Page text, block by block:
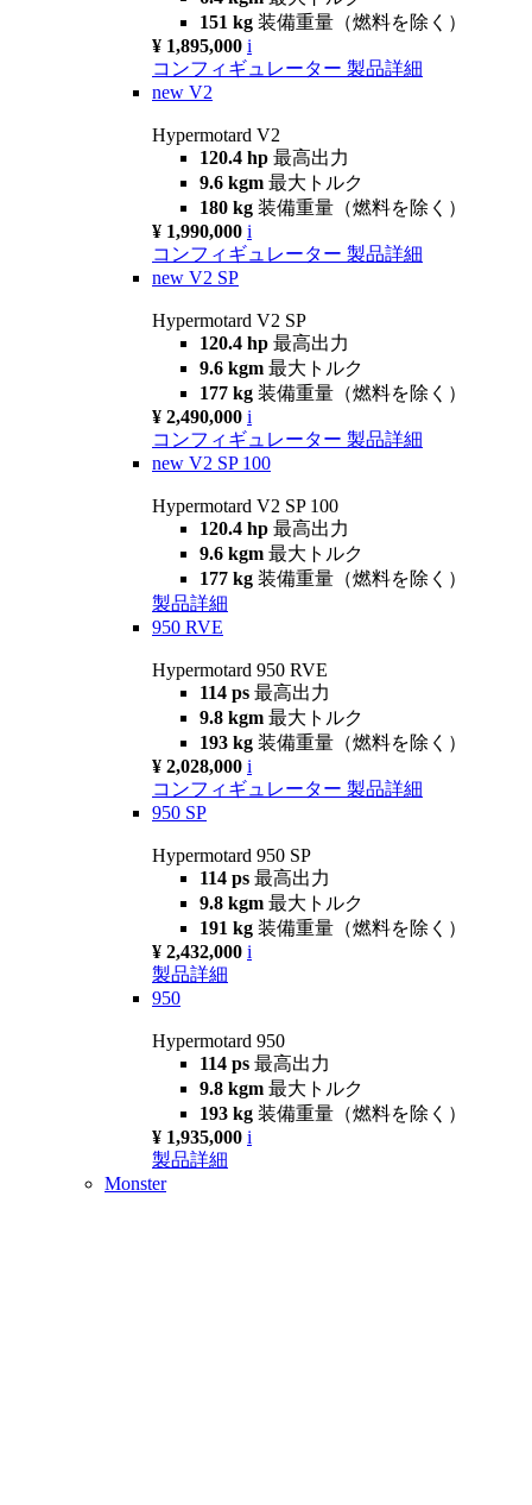
151 kg 装備重量（燃料を除く）
¥ 1,895,000 i
コンフィギュレーター 製品詳細
new V2
Hypermotard V2
120.4 hp 最高出力
9.6 kgm 最大トルク
180 kg 装備重量（燃料を除く）
¥ 1,990,000 i
コンフィギュレーター 製品詳細
new V2 SP
Hypermotard V2 SP
120.4 hp 最高出力
9.6 kgm 最大トルク
177 kg 装備重量（燃料を除く）
¥ 2,490,000 i
コンフィギュレーター 製品詳細
new V2 SP 100
Hypermotard V2 SP 100
120.4 hp 最高出力
9.6 kgm 最大トルク
177 kg 装備重量（燃料を除く）
製品詳細
950 RVE
Hypermotard 950 RVE
114 ps 最高出力
9.8 kgm 最大トルク
193 kg 装備重量（燃料を除く）
¥ 2,028,000 i
コンフィギュレーター 製品詳細
950 SP
Hypermotard 950 SP
114 ps 最高出力
9.8 kgm 最大トルク
191 kg 装備重量（燃料を除く）
¥ 2,432,000 i
製品詳細
950
Hypermotard 950
114 ps 最高出力
9.8 kgm 最大トルク
193 kg 装備重量（燃料を除く）
¥ 1,935,000 i
製品詳細
Monster